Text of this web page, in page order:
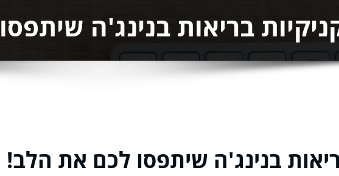
בריאות בנינג'ה
בנינג'ה שיתפסו לכם את הלב!